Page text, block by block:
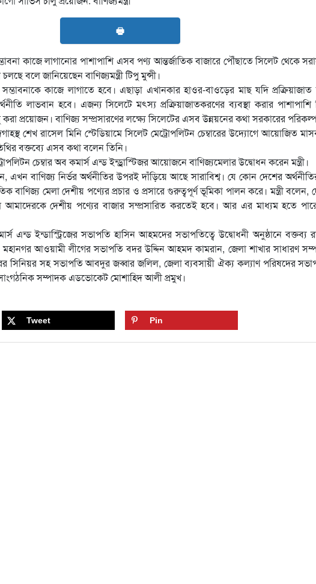
🖶
কাজে লাগানোর পাশাপাশি এসব পণ্য আন্তর্জাতিক বাজারে পৌঁছাতে সিলেট থেকে
বলে জানিয়েছেন বাণিজ্যমন্ত্রী টিপু মুন্সী।
কাজে লাগাতে হবে। এছাড়া এখানকার হাওর-বাওড়ের মাছ যদি
লাভবান হবে। এজন্য সিলেটে মৎস্য প্রক্রিয়াজাতকরণের ব্যবস্থা করার
করা প্রয়োজন। বাণিজ্য সম্প্রসারণের লক্ষ্যে সিলেটের এসব উন্নয়নের কথা সরকারের
শেখ রাসেল মিনি স্টেডিয়ামে সিলেট মেট্রোপলিটন চেম্বারের উদ্যোগে আয়োজিত
বক্তব্যে এসব কথা বলেন তিনি।
চেম্বার অব কমার্স এন্ড ইন্ড্রাস্টিজর আয়োজনে বাণিজ্যমেলার উদ্বোধন করেন মন্ত্রী।
এখন বাণিজ্য নির্ভর অর্থনীতির উপরই দাঁড়িয়ে আছে সারাবিশ্ব। যে কোন দেশের
বাণিজ্য মেলা দেশীয় পণ্যের প্রচার ও প্রসারে গুরুত্বপূর্ণ ভূমিকা পালন করে। মন্ত্রী
দেশীয় পণ্যের বাজার সম্প্রসারিত করতেই হবে। আর এর মাধ্যম হতে
এন্ড ইন্ডাস্ট্রিজের সভাপতি হাসিন আহমদের সভাপতিত্বে উদ্বোধনী অনুষ্ঠানে বক্তব্য
আওয়ামী লীগের সভাপতি বদর উদ্দিন আহমদ কামরান, জেলা শাখার সাধারণ
সিনিয়র সহ সভাপতি আবদুর জব্বার জলিল, জেলা ব্যবসায়ী ঐক্য কল্যাণ পরিষদের
সম্পাদক এডভোকেট মোশাহিদ আলী প্রমুখ।
Tweet Pin